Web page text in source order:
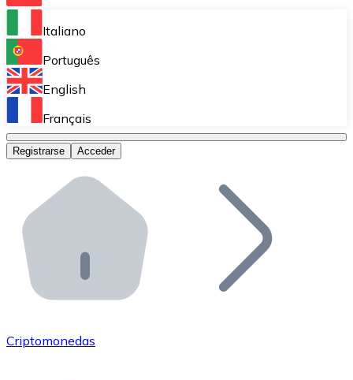
Bitnovo Ramp
Integra nuestra solución en tu plataforma.
Bitnovo Giftcards
Bitnovo OTC
Bitnovo ATM
Integra un ATM Bitnovo en tu negocio y permite que
Bitnovo API
Integra nuestra API en tu ecosistema.
Únete a nuestra red de distribuidores.
Italiano
Português
English
Français
Registrarse Acceder
Criptomonedas